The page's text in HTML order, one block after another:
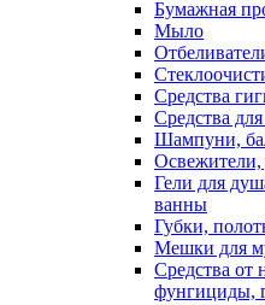
Бумажная
Мыло
Средства
Средства
Шампуни,
Освежители,
Гели для
ванны
Губки,
Мешки для
Средства от
фунгициды,